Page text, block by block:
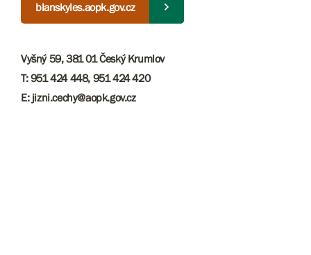
blanskyles.aopk.gov.cz
Vyšný 59, 381 01 Český Krumlov
T: 951 424 448, 951 424 420
E: jizni.cechy@aopk.gov.cz